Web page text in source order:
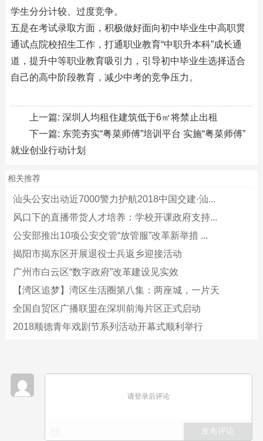
学生分分计较、过度竞争。
五是在考试录取方面，积极做好面向初中毕业生中高职贯
通试点院校招生工作，打通职业教育“中职升本科”成长通
道，提升中等职业教育吸引力，引导初中毕业生选择适合
自己的高中阶段教育，减少中考的竞争压力。
上一篇: 深圳人均租住建筑低于6㎡将禁止出租
下一篇: 东莞夯实“粤菜师傅”培训平台 实施“粤菜师傅”
就业创业行动计划
相关推荐
汕头公安出动近7000警力护航2018中国交建·汕...
风口下的直播带货人才培养：学校开课政府支持...
公安部推出10项公安交管“放管服”改革新举措 ...
揭阳市揭东区开展退役士兵返乡迎接活动
广州市白云区“数字政府”改革建设见实效
【湾区追梦】湾区生活圈第八集：两座城，一片天
全国自贸区广播联盟在深圳前海片区正式启动
2018顺德青年戏剧节系列活动开幕式顺利举行
请登录后评论